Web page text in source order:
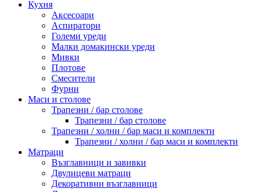
Кухня
Аксесоари
Аспиратори
Големи уреди
Малки домакински уреди
Мивки
Плотове
Смесители
Фурни
Маси и столове
Трапезни / бар столове
Трапезни / бар столове
Трапезни / холни / бар маси и комплекти
Трапезни / холни / бар маси и комплекти
Матраци
Възглавници и завивки
Двулицеви матраци
Декоративни възглавници